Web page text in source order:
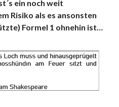
ein noch weit
Risiko als es ansonsten
Formel 1 ohnehin ist…